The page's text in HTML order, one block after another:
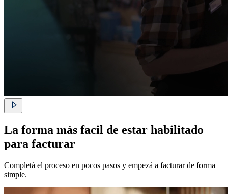
La forma más facil de estar habilitado
para facturar
Completá el proceso en pocos pasos y empezá a facturar de forma
simple.